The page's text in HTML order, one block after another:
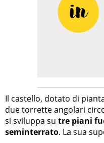
Il castello, dotato di
due torrette angolari
si sviluppa su tre piani
seminterrato. La sua